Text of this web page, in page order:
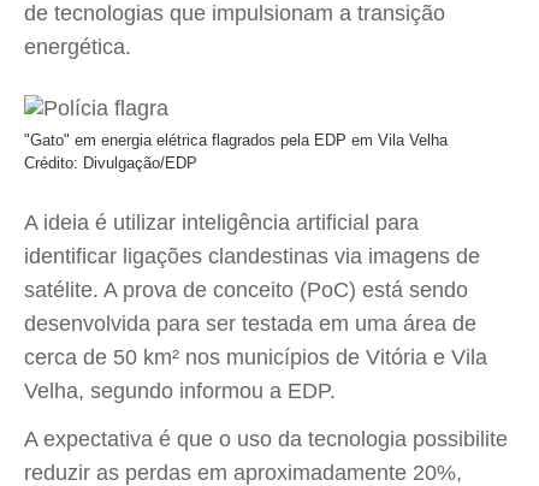
de tecnologias que impulsionam a transição
energética.
"Gato" em energia elétrica flagrados pela EDP em Vila Velha
Crédito: Divulgação/EDP
A ideia é utilizar inteligência artificial para
identificar ligações clandestinas via imagens de
satélite. A prova de conceito (PoC) está sendo
desenvolvida para ser testada em uma área de
cerca de 50 km² nos municípios de Vitória e Vila
Velha, segundo informou a EDP.
A expectativa é que o uso da tecnologia possibilite
reduzir as perdas em aproximadamente 20%,